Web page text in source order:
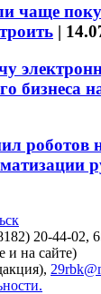
чаще
|
бизнеса
роботов
20-44-02,
и на сайте)